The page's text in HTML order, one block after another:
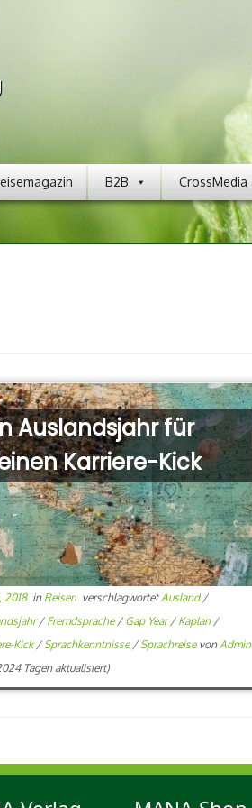
B2B CrossMedia
Auslandsjahr für
Karriere-Kick
2018in Reisen verschlagwortetAusland/
/ Fremdsprache / Gap Year/ Kaplan /
Kick/ Sprachkenntnisse / Sprachreise von Admin
Tagen aktualisiert)